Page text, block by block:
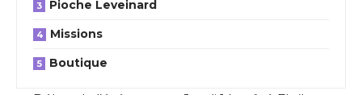
Pioche Leveinard
Missions
Boutique